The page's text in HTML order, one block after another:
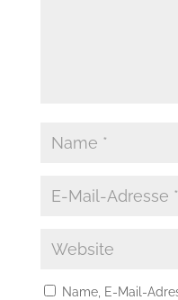
Name, E-Mail-